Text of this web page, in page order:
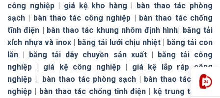
công nghiệp| giá kệ kho hàng | bàn thao tác phòng
sạch | bàn thao tác công nghiệp | bàn thao tác chống
tĩnh điện | bàn thao tác khung nhôm định hình| băng tải
xích nhựa và inox| băng tải lưới chịu nhiệt| băng tải con
lăn | băng tải dây chuyền sản xuất| băng tải công
nghiệp | giá kệ công nghiệp| giá kệ lắp ráp công
nghiệp | bàn thao tác phòng sạch | bàn thao tác công
nghiệp | bàn thao tác chống tĩnh điện | kệ trung tải |kệ